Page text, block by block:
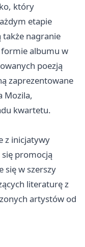
który
etapie
nagranie
formie albumu w
poezją
zaprezentowane
Mozila,
kwartetu.
z inicjatywy
promocją
się w szerszy
literaturę z
artystów od